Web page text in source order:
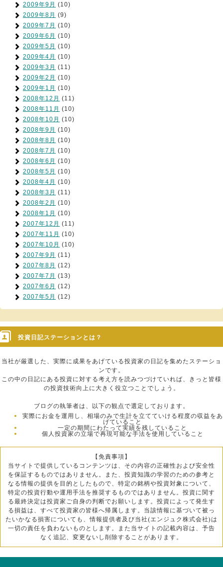
2009年9月 (10)
2009年8月 (9)
2009年7月 (10)
2009年6月 (10)
2009年5月 (10)
2009年4月 (10)
2009年3月 (11)
2009年2月 (10)
2009年1月 (10)
2008年12月 (11)
2008年11月 (10)
2008年10月 (10)
2008年9月 (10)
2008年8月 (10)
2008年7月 (10)
2008年6月 (10)
2008年5月 (10)
2008年4月 (10)
2008年3月 (11)
2008年2月 (10)
2008年1月 (10)
2007年12月 (11)
2007年11月 (10)
2007年10月 (10)
2007年9月 (11)
2007年8月 (12)
2007年7月 (13)
2007年6月 (12)
2007年5月 (12)
投資日記ステーションとは？
当社が厳選した、実際に成果をあげている投資家の日記を集めたステーショ
ンです。
この中の日記にある投資に対する考え方を読みつづけていれば、きっと皆様
の投資技術向上に大きく役立つことでしょう。
ブログの執筆者は、以下の観点で選定しております。
実際にお金を運用し、相場のみで生計を立てていける程度の収益をあ
げていること
一定の期間にわたって実績を残していること
個人投資家の立場で再現可能な手法を使用していること
【免責事項】
当サイトで提供しているコンテンツは、その内容の正確性および安全性
を保証するものではありません。また、投資知識の学習のための参考と
なる情報の提供を目的としたもので、特定の銘柄や投資対象について、
特定の投資行動や運用手法を推奨するものではありません。投資に関す
る最終決定は投資家ご自身の判断でお願いします。投資によって発生す
る損益は、すべて投資家の皆様へ帰属します。当該情報に基づいて被っ
たいかなる損害についても、情報提供者及び当社(エンジュク株式会社)は
一切の責任を負わないものとします。また当サイトの記載内容は、予告
なく追記、変更ないし削除することがあります。